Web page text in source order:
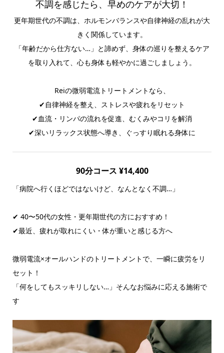
不調を感じたら、早めのケアが大切！
更年期世代の不調は、ホルモンバランスや自律神経の乱れが大
きく関係しています。
「年齢だから仕方ない…」と諦めず、身体の巡りを整えるケア
を取り入れて、心も身体も軽やかに過ごしましょう。
Reiの微弱電流トリートメントなら、
✔自律神経を整え、ストレスや疲れをリセット
✔血流・リンパの流れを促進、むくみやコリを解消
✔深いリラックス状態へ導き、ぐっすり眠れる身体に
90分コース ¥14,400
「病院へ行くほどではないけど、なんとなく不調…」
✔ 40〜50代の女性・更年期世代の方におすすめ！
✔最近、疲れが取れにくい・体が重いと感じる方へ
微弱電流×オールハンドのトリートメントで、一瞬に疲労をリ
セット！
「何をしてもスッキリしない…」そんなお悩みに応える施術で
す